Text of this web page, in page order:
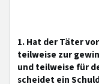
1. Hat der Täter
teilweise zur
und teilweise für
scheidet ein